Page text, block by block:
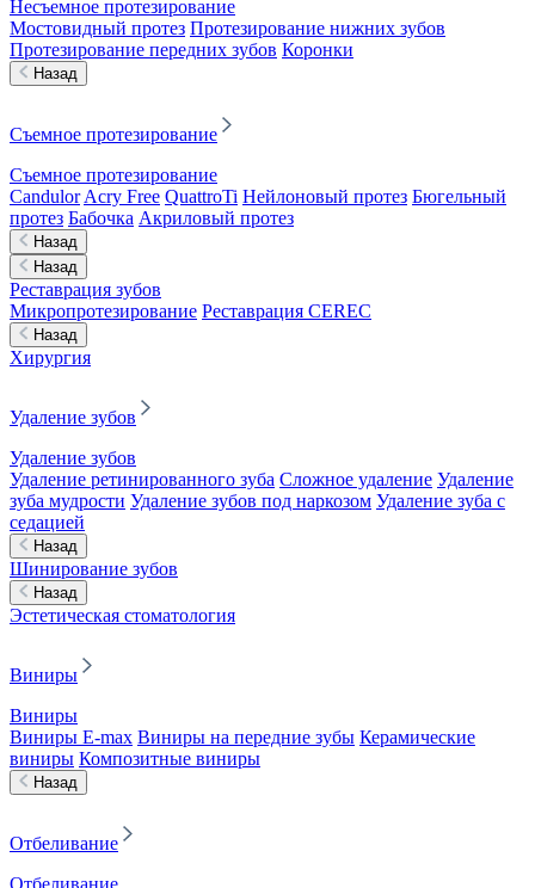
Несъемное протезирование
Мостовидный протез Протезирование нижних зубов
Протезирование передних зубов Коронки
Назад
Съемное протезирование
Съемное протезирование
Candulor Acry Free QuattroTi Нейлоновый протез Бюгельный
протез Бабочка Акриловый протез
Назад
Назад
Реставрация зубов
Микропротезирование Реставрация CEREC
Назад
Хирургия
Удаление зубов
Удаление зубов
Удаление ретинированного зуба Сложное удаление Удаление
зуба мудрости Удаление зубов под наркозом Удаление зуба с
седацией
Назад
Шинирование зубов
Назад
Эстетическая стоматология
Виниры
Виниры
Виниры E-max Виниры на передние зубы Керамические
виниры Композитные виниры
Назад
Отбеливание
Отбеливание